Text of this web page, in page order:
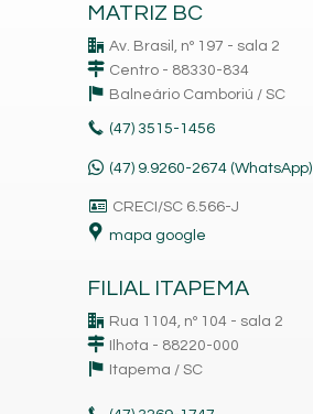
MATRIZ BC
Av. Brasil, nº 197 - sala 2
Centro - 88330-834
Balneário Camboriú / SC
(47) 3515-1456
(47) 9.9260-2674 (WhatsApp)
CRECI/SC 6.566-J
mapa google
FILIAL ITAPEMA
Rua 1104, nº 104 - sala 2
Ilhota - 88220-000
Itapema / SC